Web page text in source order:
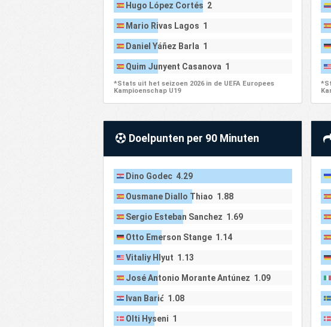
Hugo López Cortés 2
Mario Rivas Lagos 1
Daniel Yáñez Barla 1
Quim Junyent Casanova 1
*Stats uit het seizoen 2026 in de UEFA Europees
Kampioenschap U19
Doelpunten per 90 Minuten
Dino Godec 4.29
Ousmane Diallo Thiao 1.88
Sergio Esteban Sanchez 1.69
Otto Emerson Stange 1.14
Vitaliy Hlyut 1.13
José Antonio Morante Antúnez 1.09
Ivan Barić 1.08
Olti Hyseni 1